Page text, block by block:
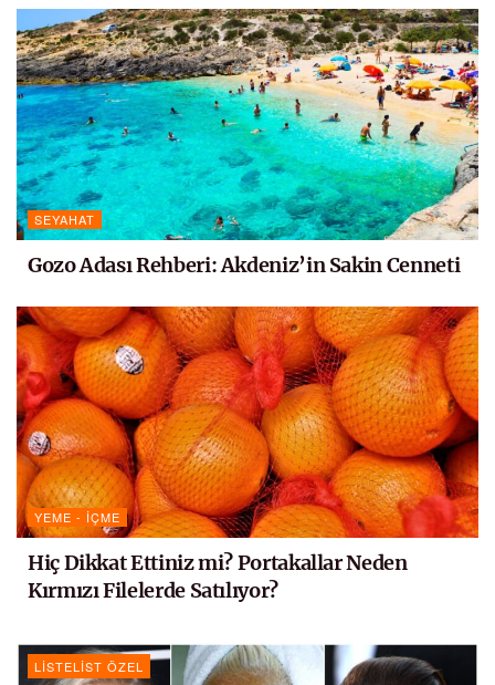
SEYAHAT
Gozo Adası Rehberi: Akdeniz’in Sakin Cenneti
YEME - İÇME
Hiç Dikkat Ettiniz mi? Portakallar Neden
Kırmızı Filelerde Satılıyor?
LISTELIST ÖZEL